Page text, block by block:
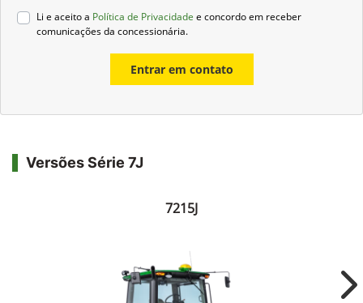
Li e aceito a Política de Privacidade e concordo em receber
comunicações da concessionária.
Entrar em contato
Versões Série 7J
7215J